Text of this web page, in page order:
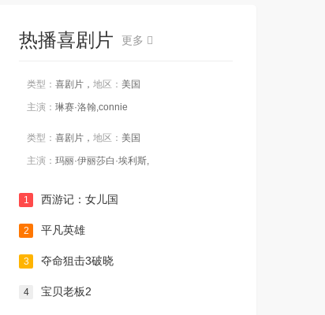
热播喜剧片 更多
类型： 喜剧片， 地区： 美国
主演： 琳赛·洛翰,connie
类型： 喜剧片， 地区： 美国
主演： 玛丽·伊丽莎白·埃利斯,
1 西游记：女儿国
2 平凡英雄
3 夺命狙击3破晓
4 宝贝老板2